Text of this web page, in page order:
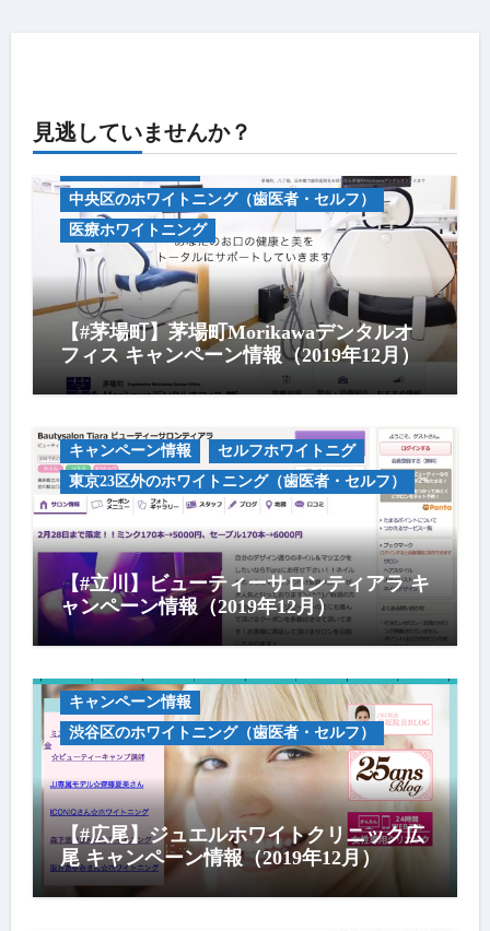
見逃していませんか？
中央区のホワイトニング（歯医者・セルフ）
医療ホワイトニング
【#茅場町】茅場町Morikawaデンタルオ
フィス キャンペーン情報（2019年12月）
キャンペーン情報
セルフホワイトニグ
東京23区外のホワイトニング（歯医者・セルフ）
【#立川】ビューティーサロンティアラ キ
ャンペーン情報（2019年12月）
キャンペーン情報
渋谷区のホワイトニング（歯医者・セルフ）
【#広尾】ジュエルホワイトクリニック広
尾 キャンペーン情報（2019年12月）